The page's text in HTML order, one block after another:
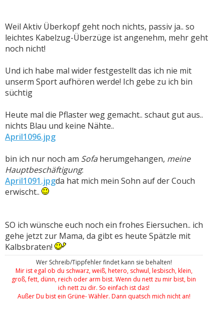
Weil Aktiv Überkopf geht noch nichts, passiv ja.. so
leichtes Kabelzug-Überzüge ist angenehm, mehr geht
noch nicht!
Und ich habe mal wider festgestellt das ich nie mit
unserm Sport aufhören werde! Ich gebe zu ich bin
süchtig
Heute mal die Pflaster weg gemacht.. schaut gut aus..
nichts Blau und keine Nähte..
April1096.jpg
bin ich nur noch am Sofaherumgehangen, meine
Hauptbeschäftigung:
April1091.jpgda hat mich mein Sohn auf der Couch
erwischt..
SO ich wünsche euch noch ein frohes Eiersuchen.. ich
gehe jetzt zur Mama, da gibt es heute Spätzle mit
Kalbsbraten!
Wer Schreib/Tippfehler findet kann sie behalten!
Mir ist egal ob du schwarz, weiß, hetero, schwul, lesbisch, klein,
groß, fett, dünn, reich oder arm bist. Wenn du nett zu mir bist, bin
ich nett zu dir. So einfach ist das!
Außer Du bist ein Grüne- Wähler. Dann quatsch mich nicht an!